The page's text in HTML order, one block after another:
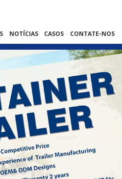
NOTÍCIAS CASOS CONTATE-NOS